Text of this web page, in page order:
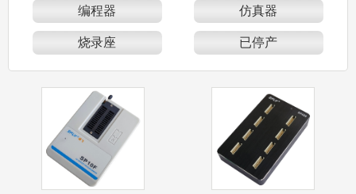
编程器 仿真器
烧录座 已停产